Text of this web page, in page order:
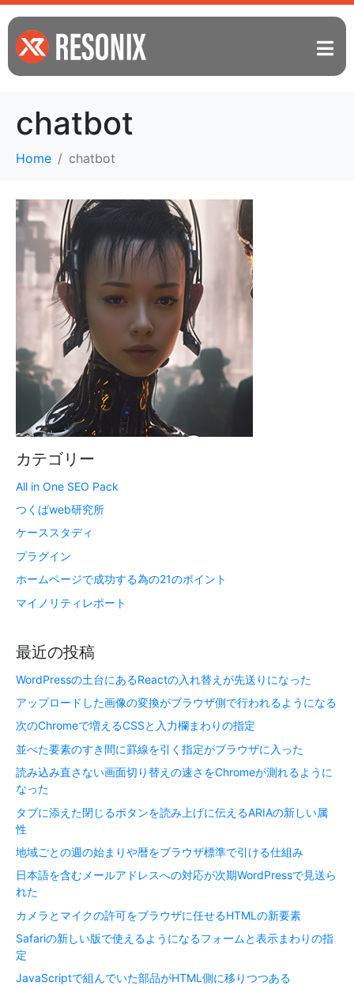
chatbot
Home chatbot
カテゴリー
All in One SEO Pack
つくばweb研究所
ケーススタディ
プラグイン
ホームページで成功する為の21のポイント
マイノリティレポート
最近の投稿
WordPressの土台にあるReactの入れ替えが先送りになった
アップロードした画像の変換がブラウザ側で行われるようになる
次のChromeで増えるCSSと入力欄まわりの指定
並べた要素のすき間に罫線を引く指定がブラウザに入った
読み込み直さない画面切り替えの速さをChromeが測れるように
なった
タブに添えた閉じるボタンを読み上げに伝えるARIAの新しい属
性
地域ごとの週の始まりや暦をブラウザ標準で引ける仕組み
日本語を含むメールアドレスへの対応が次期WordPressで見送ら
れた
カメラとマイクの許可をブラウザに任せるHTMLの新要素
Safariの新しい版で使えるようになるフォームと表示まわりの指
定
JavaScriptで組んでいた部品がHTML側に移りつつある